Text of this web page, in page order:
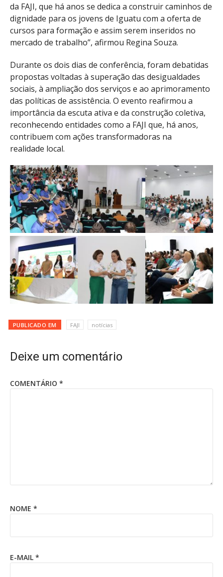
da FAJI, que há anos se dedica a construir caminhos de
dignidade para os jovens de Iguatu com a oferta de
cursos para formação e assim serem inseridos no
mercado de trabalho”, afirmou Regina Souza.
Durante os dois dias de conferência, foram debatidas
propostas voltadas à superação das desigualdades
sociais, à ampliação dos serviços e ao aprimoramento
das políticas de assistência. O evento reafirmou a
importância da escuta ativa e da construção coletiva,
reconhecendo entidades como a FAJI que, há anos,
contribuem com ações transformadoras na
realidade local.
PUBLICADO EM FAJI notícias
Deixe um comentário
COMENTÁRIO *
NOME *
E-MAIL *